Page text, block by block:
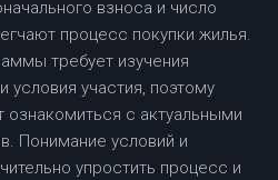
взноса и число
процесс покупки жилья.
требует изучения
условия участия, поэтому
ознакомиться с актуальными
Понимание условий и
упростить процесс и